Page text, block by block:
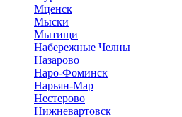
Мценск
Мыски
Мытищи
Набережные Челны
Назарово
Наро-Фоминск
Нарьян-Мар
Нестерово
Нижневартовск